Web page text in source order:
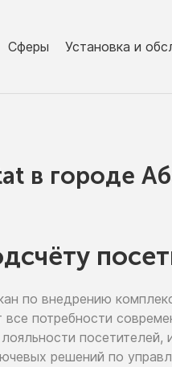
Сферы Установка и
в городe
по внедрению
потребности
посетителей,
решений по